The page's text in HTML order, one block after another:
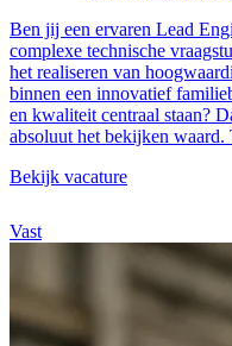
Ben jij een ervaren Lead
complexe technische
het realiseren van
binnen een innovatief
en kwaliteit centraal staan?
absoluut het bekijken
Bekijk vacature
Vast